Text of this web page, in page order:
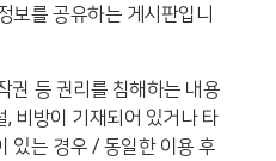
보를 공유하는 게시판입니
권 등 권리를 침해하는 내용
비방이 기재되어 있거나 타
있는 경우 / 동일한 이용 후